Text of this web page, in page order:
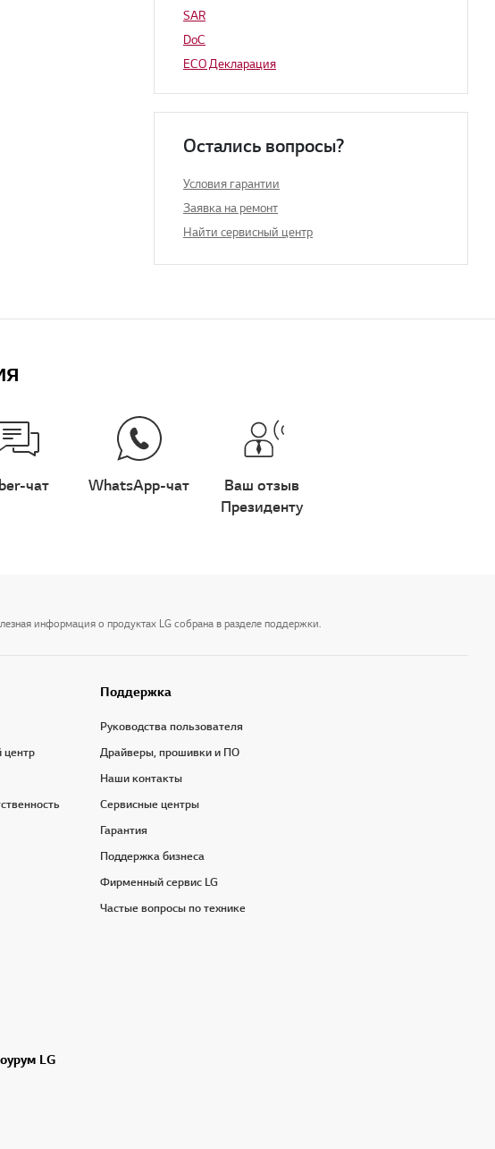
SAR
DoC
ECO Декларация
Остались вопросы?
Условия гарантии
Заявка на ремонт
Найти сервисный центр
чат WhatsApp-чат
Ваш отзыв
Президенту
информация о продуктах LG собрана в разделе поддержки.
LG
Поддержка
Руководства пользователя
Драйверы, прошивки и ПО
Наши контакты
Сервисные центры
Гарантия
Поддержка бизнеса
Фирменный сервис LG
Частые вопросы по технике